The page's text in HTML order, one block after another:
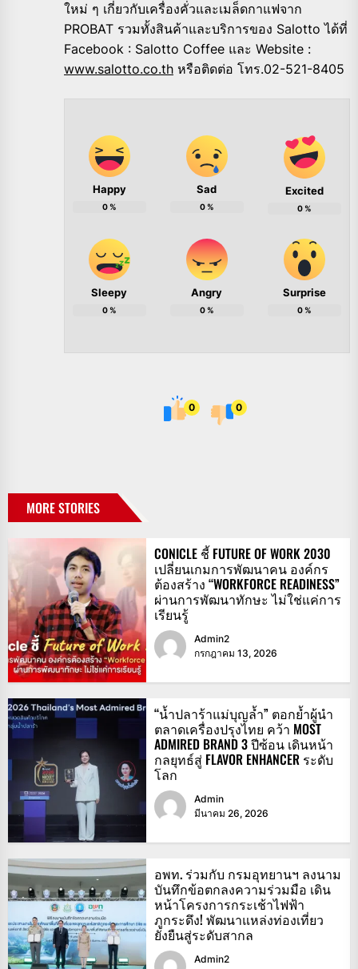
ใหม่ ๆ เกี่ยวกับเครื่องคั่วและเมล็ดกาแฟจาก
PROBAT รวมทั้งสินค้าและบริการของ Salotto ได้ที่
Facebook : Salotto Coffee และ Website :
www.salotto.co.th หรือติดต่อ โทร.02-521-8405
Happy
0%
Sad
0%
Excited
0%
Sleepy
0%
Angry
0%
Surprise
0%
0 0
MORE STORIES
CONICLE ชี้ FUTURE OF WORK 2030
เปลี่ยนเกมการพัฒนาคน องค์กร
ต้องสร้าง “WORKFORCE READINESS”
ผ่านการพัฒนาทักษะ ไม่ใช่แค่การ
เรียนรู้
Admin2
กรกฎาคม 13, 2026
“น้ำปลาร้าแม่บุญล้ำ” ตอกย้ำผู้นำ
ตลาดเครื่องปรุงไทย คว้า MOST
ADMIRED BRAND 3 ปีซ้อน เดินหน้า
กลยุทธ์สู่ FLAVOR ENHANCER ระดับ
โลก
Admin
มีนาคม 26, 2026
อพท. ร่วมกับ กรมอุทยานฯ ลงนาม
บันทึกข้อตกลงความร่วมมือ เดิน
หน้าโครงการกระเช้าไฟฟ้า
ภูกระดึง! พัฒนาแหล่งท่องเที่ยว
ยั่งยืนสู่ระดับสากล
Admin2